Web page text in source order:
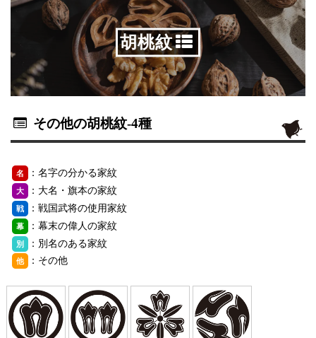
胡桃紋
その他の胡桃紋-4種
名 ：名字の分かる家紋
大 ：大名・旗本の家紋
戦 ：戦国武将の使用家紋
幕 ：幕末の偉人の家紋
別 ：別名のある家紋
他 ：その他